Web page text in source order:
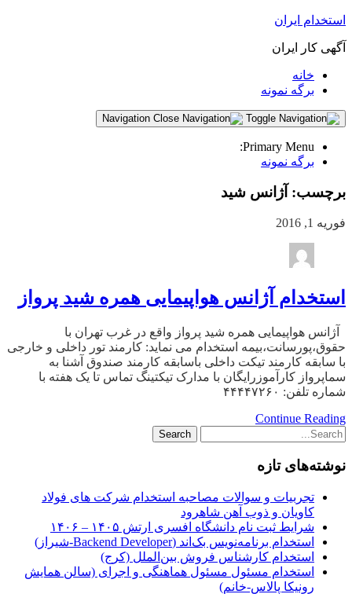
استخدام ایران
آگهی کار ایران
خانه
برگه نمونه
Primary Menu:
برگه نمونه
برچسب: آژانس شید
فوریه 1, 2016
استخدام آژانس هواپیمایی همره شید پرواز
آژانس هواپیمایی همره شید پرواز واقع در غرب تهران با
حقوق،پورسانت،بیمه استخدام می نماید: کارمند تور داخلی و خارجی
با سابقه کارمند تیکت داخلی باسابقه کارمند صندوق آشنا به
سماپرواز کارآموزرایگان با مدارک تیکتینگ تماس تا یک هفته با
شماره تلفن: ۴۴۴۴۷۲۶۰
Continue Reading
نوشته‌های تازه
تجربیات و سوالات مصاحبه استخدام شرکت های فولاد
کاویان و ذوب آهن شاهرود
شرایط ثبت نام دانشگاه افسری ارتش ۱۴۰۵ – ۱۴۰۶
استخدام برنامه‌نویس بک‌اند (Backend Developer-شیراز)
استخدام کارشناس فروش بین‌الملل (کرج)
استخدام مسئول مسئول هماهنگی و اجرای (سالن همایش
رونیکا پالاس-خانم)